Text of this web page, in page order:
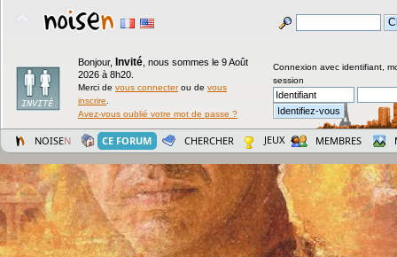
Bonjour, Invité nous sommes le 9 Août
2026 à 8h20.
Merci de vous connecterou de vous
inscrire
Avez-vous oublié votre mot de passe ?
Connexion avec identifiant,
session
NOISEN CE FORUM CHERCHER JEUX MEMBRES